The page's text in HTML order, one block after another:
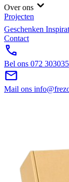
Over ons
Projecten
Geschenken
Contact
Bel ons 072
Mail ons